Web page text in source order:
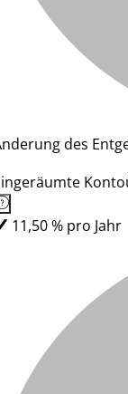
des
11,50 % pro Jahr